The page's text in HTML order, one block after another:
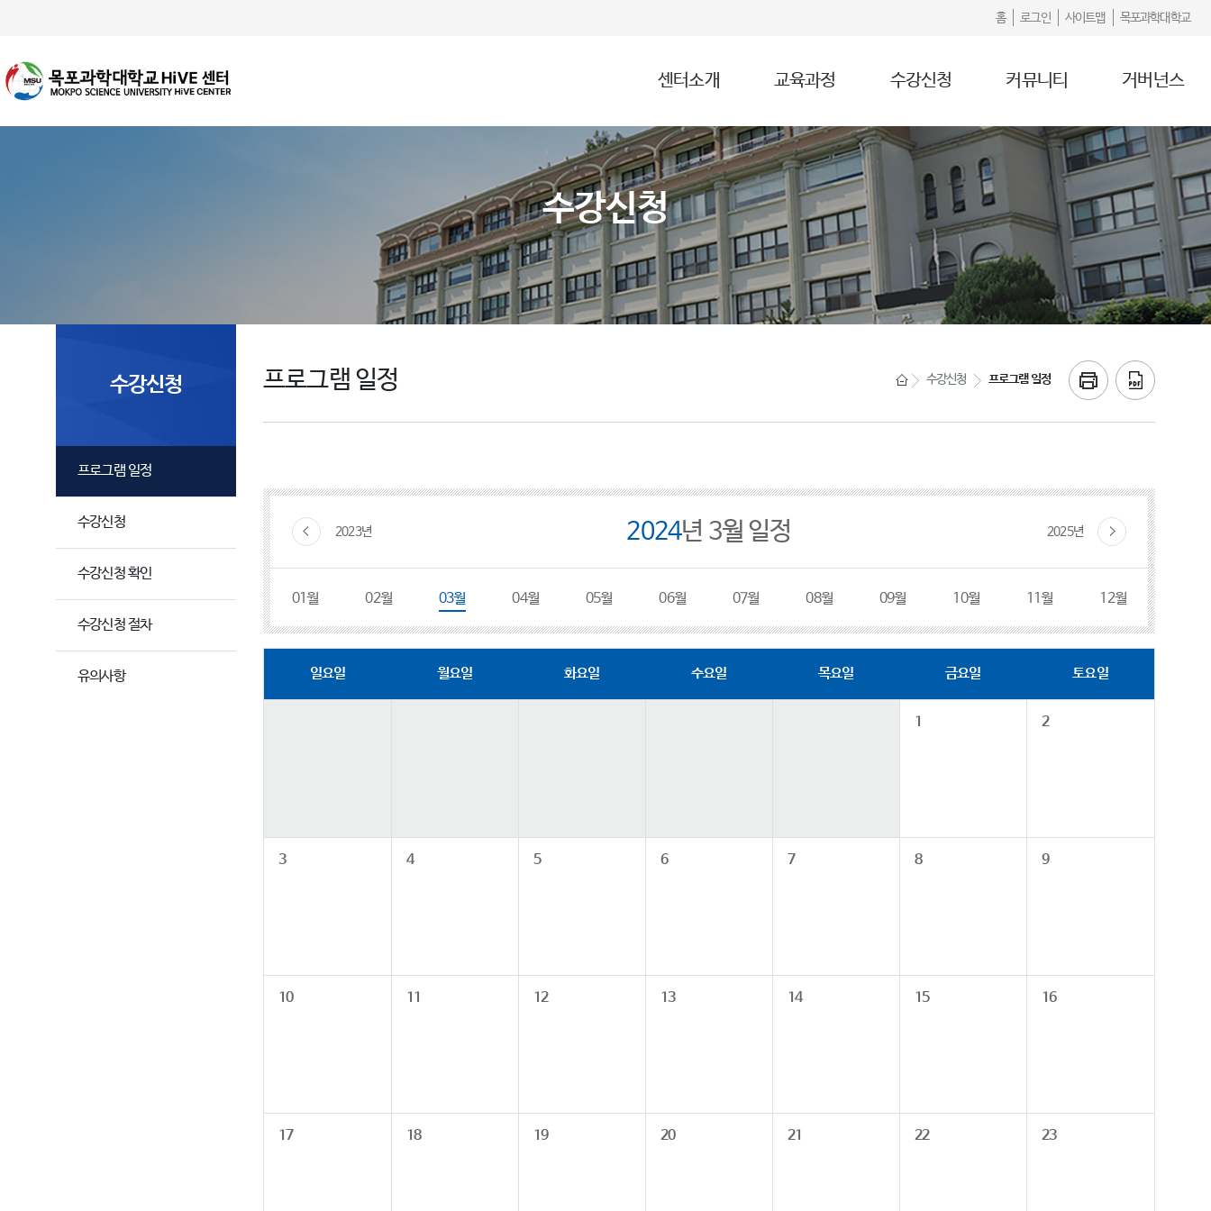
홈 로그인 사이트맵 목포과학대학교
센터소개 교육과정 수강신청 커뮤니티 거버넌스
수강신청
수강신청
프로그램 일정
수강신청
수강신청 확인
수강신청 절차
유의사항
프로그램 일정 수강신청 프로그램 일정
2024년 3월 일정
2023년 2025년
01월 02월 03월 04월 05월 06월 07월 08월 09월 10월 11월 12월
일요일 월요일 화요일 수요일 목요일 금요일 토요일
1 2
3 4 5 6 7 8 9
10 11 12 13 14 15 16
17 18 19 20 21 22 23